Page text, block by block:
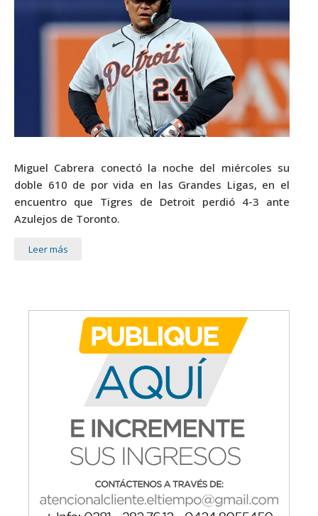
Miguel Cabrera conectó la noche del miércoles su
doble 610 de por vida en las Grandes Ligas, en el
encuentro que Tigres de Detroit perdió 4-3 ante
Azulejos de Toronto.
Leer más